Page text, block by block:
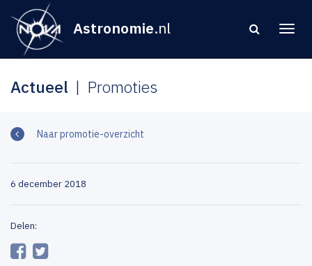
Astronomie.nl
Actueel Promoties
Naar promotie-overzicht
6 december 2018
Delen: